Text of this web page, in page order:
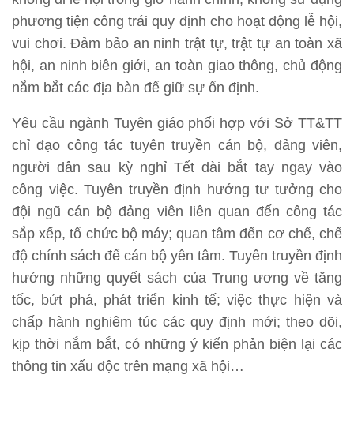
phương tiện công trái quy định cho hoạt động lễ hội,
vui chơi. Đảm bảo an ninh trật tự, trật tự an toàn xã
hội, an ninh biên giới, an toàn giao thông, chủ động
nắm bắt các địa bàn để giữ sự ổn định.
Yêu cầu ngành Tuyên giáo phối hợp với Sở TT&TT
chỉ đạo công tác tuyên truyền cán bộ, đảng viên,
người dân sau kỳ nghỉ Tết dài bắt tay ngay vào
công việc. Tuyên truyền định hướng tư tưởng cho
đội ngũ cán bộ đảng viên liên quan đến công tác
sắp xếp, tổ chức bộ máy; quan tâm đến cơ chế, chế
độ chính sách để cán bộ yên tâm. Tuyên truyền định
hướng những quyết sách của Trung ương về tăng
tốc, bứt phá, phát triển kinh tế; việc thực hiện và
chấp hành nghiêm túc các quy định mới; theo dõi,
kịp thời nắm bắt, có những ý kiến phản biện lại các
thông tin xấu độc trên mạng xã hội…